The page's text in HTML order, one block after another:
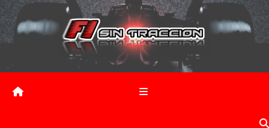
Saltar
contenido